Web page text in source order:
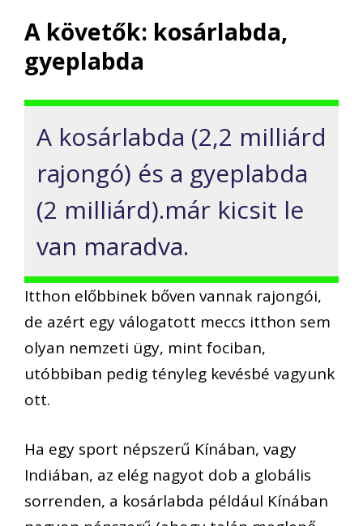
A követők: kosárlabda,
gyeplabda
A kosárlabda (2,2 milliárd
rajongó) és a gyeplabda
(2 milliárd).már kicsit le
van maradva.
Itthon előbbinek bőven vannak rajongói,
de azért egy válogatott meccs itthon sem
olyan nemzeti ügy, mint fociban,
utóbbiban pedig tényleg kevésbé vagyunk
ott.
Ha egy sport népszerű Kínában, vagy
Indiában, az elég nagyot dob a globális
sorrenden, a kosárlabda például Kínában